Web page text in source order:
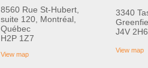
8560 Rue St-Hubert,
suite 120, Montréal,
Québec
H2P 1Z7
View map
3340
J4V 2H6
View map